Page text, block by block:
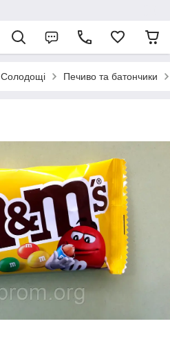
Солодощі Печиво та батончики